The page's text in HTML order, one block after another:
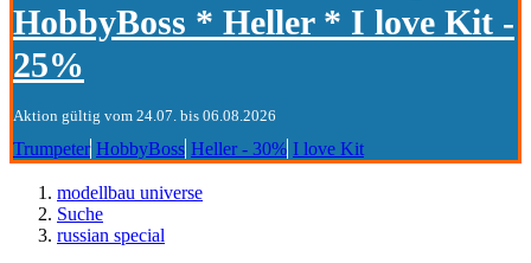
HobbyBoss * Heller * I love Kit -
25%
Aktion gültig vom 24.07. bis 06.08.2026
Trumpeter HobbyBoss Heller - 30% I love Kit
modellbau universe
Suche
russian special